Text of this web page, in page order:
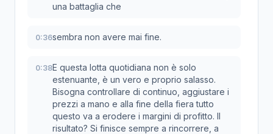
una battaglia che
0:36sembra non avere mai fine.
0:38E questa lotta quotidiana non è solo
estenuante, è un vero e proprio salasso.
Bisogna controllare di continuo, aggiustare i
prezzi a mano e alla fine della fiera tutto
questo va a erodere i margini di profitto. Il
risultato? Si finisce sempre a rincorrere, a